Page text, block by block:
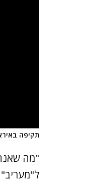
תקיפה
"מה
ל"מעריב"